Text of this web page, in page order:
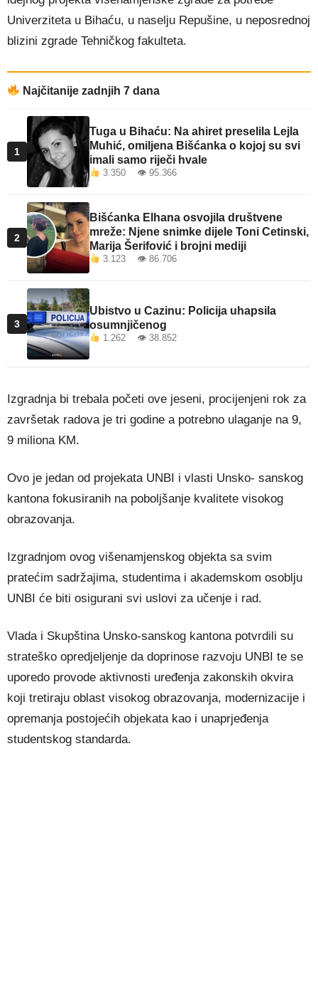
Univerziteta u Bihaću, u naselju Repušine, u neposrednoj
blizini zgrade Tehničkog fakulteta.
Najčitanije zadnjih 7 dana
1
Tuga u Bihaću: Na ahiret preselila Lejla
Muhić, omiljena Bišćanka o kojoj su svi
imali samo riječi hvale
3.350 👁 95.366
2
Bišćanka Elhana osvojila društvene
mreže: Njene snimke dijele Toni Cetinski,
Marija Šerifović i brojni mediji
3.123 👁 86.706
3
Ubistvo u Cazinu: Policija uhapsila
osumnjičenog
1.262 👁 38.852
Izgradnja bi trebala početi ove jeseni, procijenjeni rok za
završetak radova je tri godine a potrebno ulaganje na 9,
9 miliona KM.
Ovo je jedan od projekata UNBI i vlasti Unsko- sanskog
kantona fokusiranih na poboljšanje kvalitete visokog
obrazovanja.
Izgradnjom ovog višenamjenskog objekta sa svim
pratećim sadržajima, studentima i akademskom osoblju
UNBI će biti osigurani svi uslovi za učenje i rad.
Vlada i Skupština Unsko-sanskog kantona potvrdili su
strateško opredjeljenje da doprinose razvoju UNBI te se
uporedo provode aktivnosti uređenja zakonskih okvira
koji tretiraju oblast visokog obrazovanja, modernizacije i
opremanja postojećih objekata kao i unaprjeđenja
studentskog standarda.